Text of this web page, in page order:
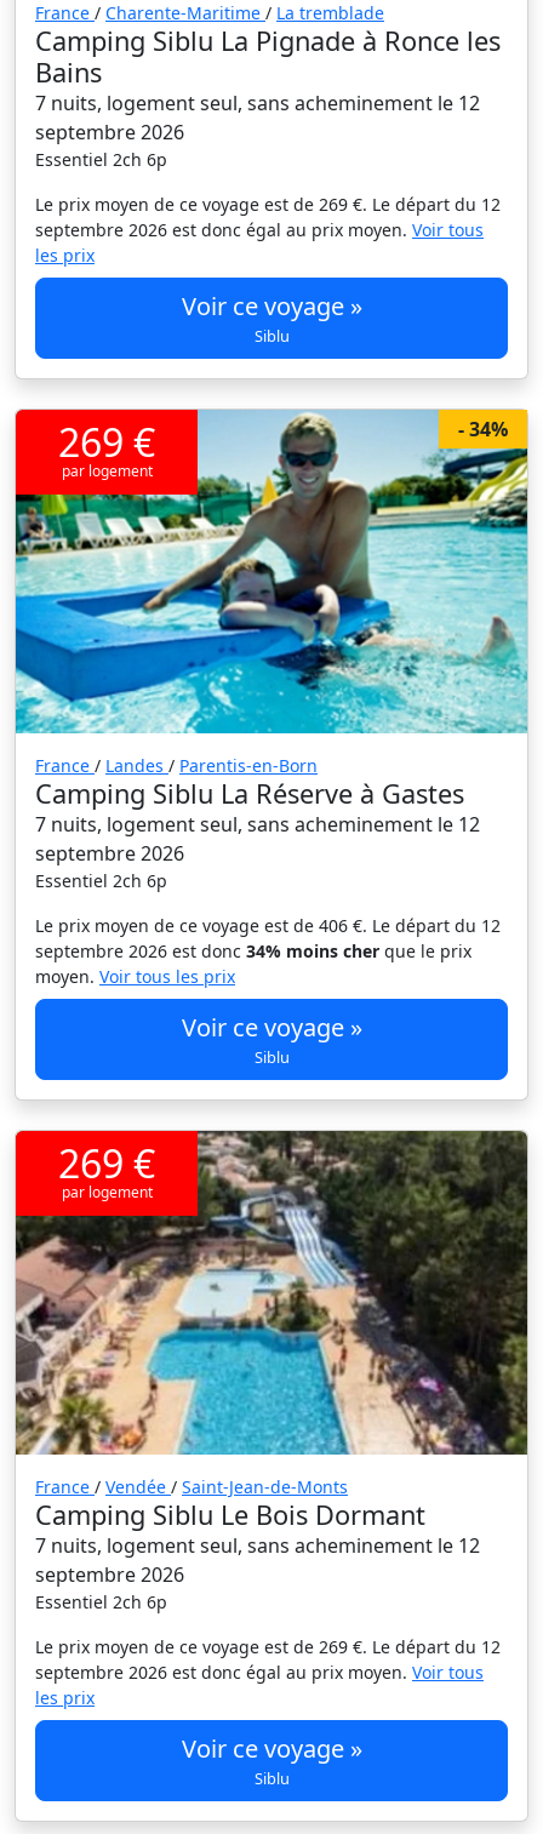
France / Charente-Maritime / La tremblade
Camping Siblu La Pignade à Ronce les
Bains
7 nuits, logement seul, sans acheminement le 12
septembre 2026
Essentiel 2ch 6p
Le prix moyen de ce voyage est de 269 €. Le départ du 12
septembre 2026 est donc égal au prix moyen. Voir tous
les prix
Voir ce voyage »
Siblu
- 34%
269 €
par logement
France / Landes / Parentis-en-Born
Camping Siblu La Réserve à Gastes
7 nuits, logement seul, sans acheminement le 12
septembre 2026
Essentiel 2ch 6p
Le prix moyen de ce voyage est de 406 €. Le départ du 12
septembre 2026 est donc 34% moins cher que le prix
moyen. Voir tous les prix
Voir ce voyage »
Siblu
269 €
par logement
France / Vendée / Saint-Jean-de-Monts
Camping Siblu Le Bois Dormant
7 nuits, logement seul, sans acheminement le 12
septembre 2026
Essentiel 2ch 6p
Le prix moyen de ce voyage est de 269 €. Le départ du 12
septembre 2026 est donc égal au prix moyen. Voir tous
les prix
Voir ce voyage »
Siblu